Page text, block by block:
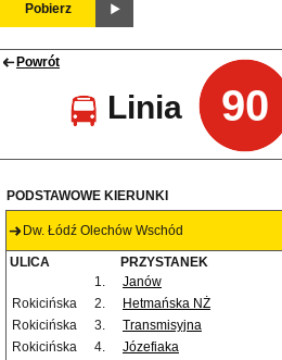
Pobierz
Powrót
Linia 90
PODSTAWOWE KIERUNKI
Dw. Łódź Olechów Wschód
ULICA PRZYSTANEK
1.
Janów
Rokicińska
2. Hetmańska NŻ
Rokicińska
3. Transmisyjna
Rokicińska
4. Józefiaka